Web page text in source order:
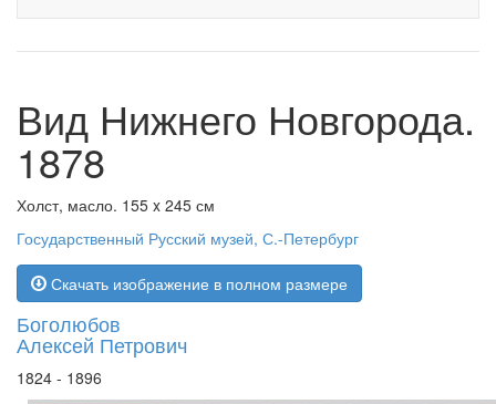
Вид Нижнего Новгорода.
1878
Холст, масло. 155 x 245 см
Государственный Русский музей, С.-Петербург
Скачать изображение в полном размере
Боголюбов
Алексей Петрович
1824 - 1896